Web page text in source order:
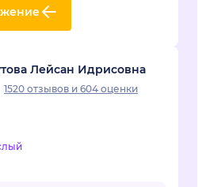
Лейсан Идрисовна
1520 отзывов и 604 оценки